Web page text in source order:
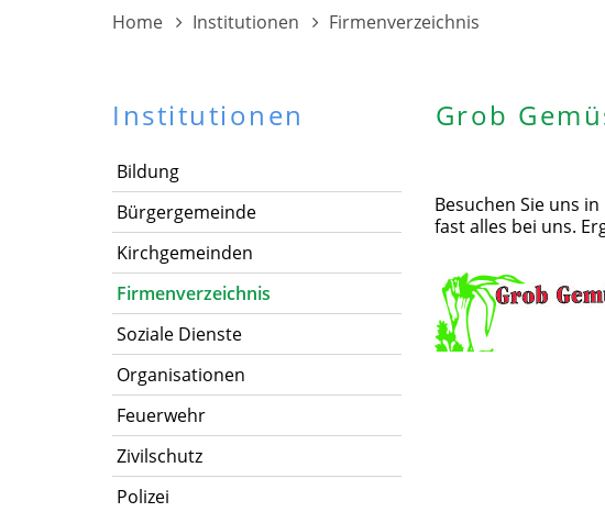
Home Institutionen Firmenverzeichnis
Institutionen
Bildung
Bürgergemeinde
Kirchgemeinden
Firmenverzeichnis
Soziale Dienste
Organisationen
Feuerwehr
Zivilschutz
Polizei
Grob
Besuchen Sie uns
fast alles bei uns.